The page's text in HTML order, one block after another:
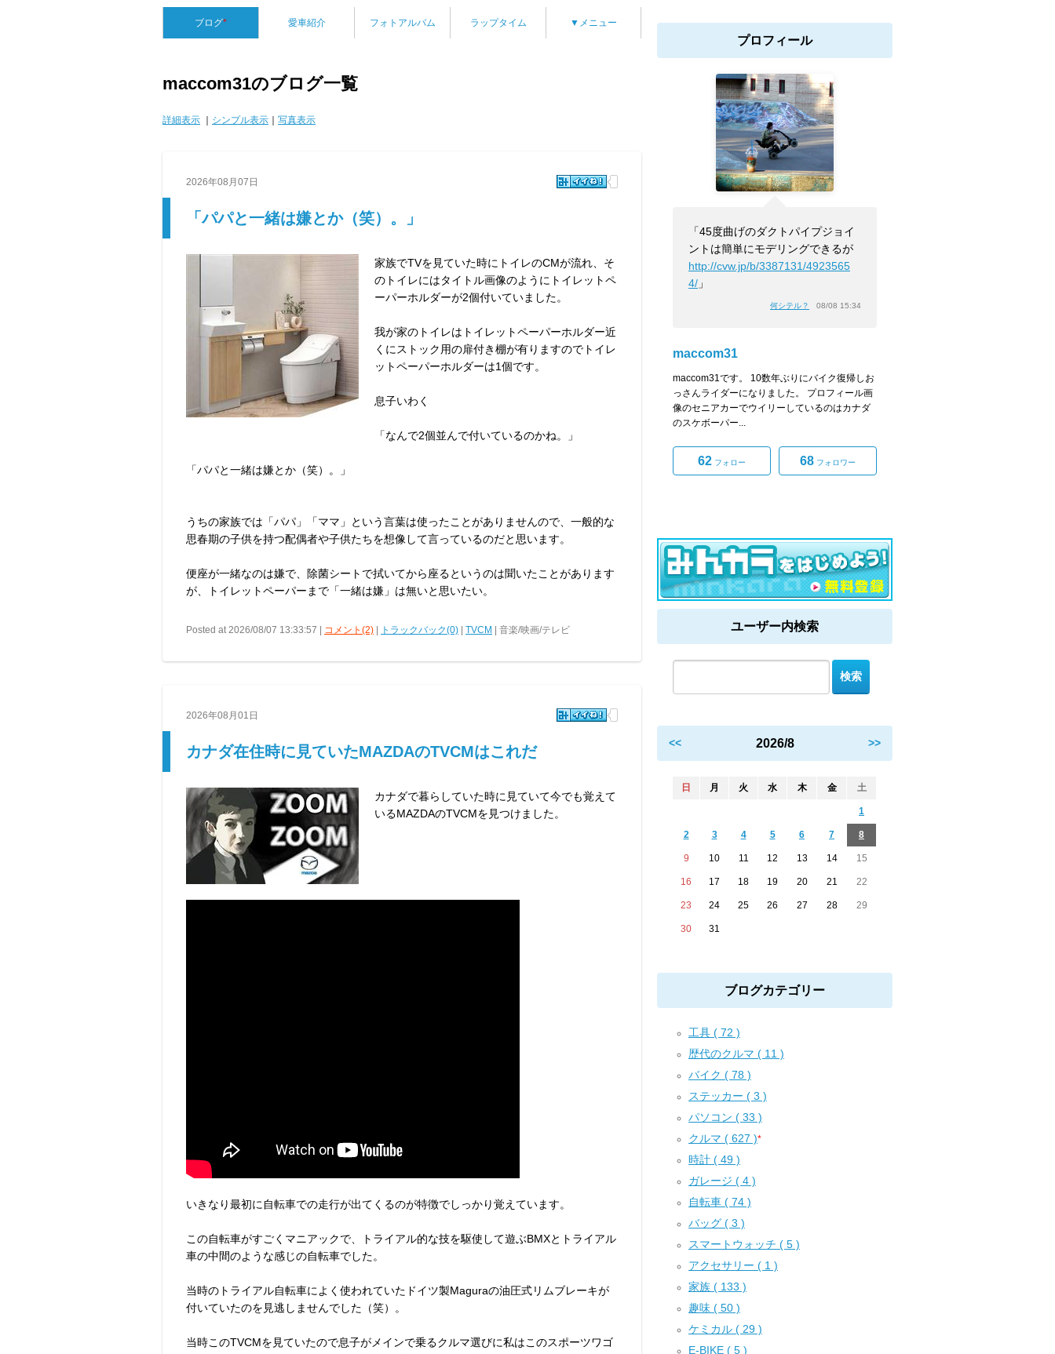
ブログ* 愛車紹介 フォトアルバム ラップタイム ▼メニュー
maccom31のブログ一覧
詳細表示 シンプル表示 写真表示
2026年08月07日
「パパと一緒は嫌とか（笑）。」
家族でTVを見ていた時にトイレのCMが流れ、そ
のトイレにはタイトル画像のようにトイレットペ
ーパーホルダーが2個付いていました。
我が家のトイレはトイレットペーパーホルダー近
くにストック用の扉付き棚が有りますのでトイレ
ットペーパーホルダーは1個です。
息子いわく
「なんで2個並んで付いているのかね。」
「パパと一緒は嫌とか（笑）。」
うちの家族では「パパ」「ママ」という言葉は使ったことがありませんので、一般的な
思春期の子供を持つ配偶者や子供たちを想像して言っているのだと思います。
便座が一緒なのは嫌で、除菌シートで拭いてから座るというのは聞いたことがあります
が、トイレットペーパーまで「一緒は嫌」は無いと思いたい。
Posted at 2026/08/07 13:33:57 | コメント(2) トラックバック(0) TVCM | 音楽/映画/テレビ
2026年08月01日
カナダ在住時に見ていたMAZDAのTVCMはこれだ
カナダで暮らしていた時に見ていて今でも覚えて
いるMAZDAのTVCMを見つけました。
いきなり最初に自転車での走行が出てくるのが特徴でしっかり覚えています。
この自転車がすごくマニアックで、トライアル的な技を駆使して遊ぶBMXとトライアル
車の中間のような感じの自転車でした。
当時のトライアル自転車によく使われていたドイツ製Maguraの油圧式リムブレーキが
付いていたのを見逃しませんでした（笑）。
当時このTVCMを見ていたので息子がメインで乗るクルマ選びに私はこのスポーツワゴ
プロフィール
「45度曲げのダクトパイプジョイ
ントは簡単にモデリングできるが
http://cvw.jp/b/3387131/4923565
4/ 」
何シテル？ 08/08 15:34
maccom31
maccom31です。 10数年ぶりにバイク復帰しお
っさんライダーになりました。 プロフィール画
像のセニアカーでウイリーしているのはカナダ
のスケボーパー...
62 フォロー 68 フォロワー
ユーザー内検索
<< 2026/8 >>
日 月 火 水 木 金 土
1
2 3 4 5 6 7 8
9 10 11 12 13 14 15
16 17 18 19 20 21 22
23 24 25 26 27 28 29
30 31
ブログカテゴリー
工具 ( 72 )
歴代のクルマ ( 11 )
バイク ( 78 )
ステッカー ( 3 )
パソコン ( 33 )
クルマ ( 627 )*
時計 ( 49 )
ガレージ ( 4 )
自転車 ( 74 )
バッグ ( 3 )
スマートウォッチ ( 5 )
アクセサリー ( 1 )
家族 ( 133 )
趣味 ( 50 )
ケミカル ( 29 )
E-BIKE ( 5 )